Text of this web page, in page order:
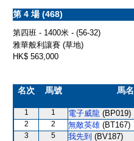
第 4 場 (468)
第四班 - 1400米 - (56-32)
雅華般利讓賽 (草地)
HK$ 563,000
名次 馬號 馬名
1 1 電子威龍 (BP019)
2 2 無敵英雄 (BT167)
3 5 我先到 (BV187)